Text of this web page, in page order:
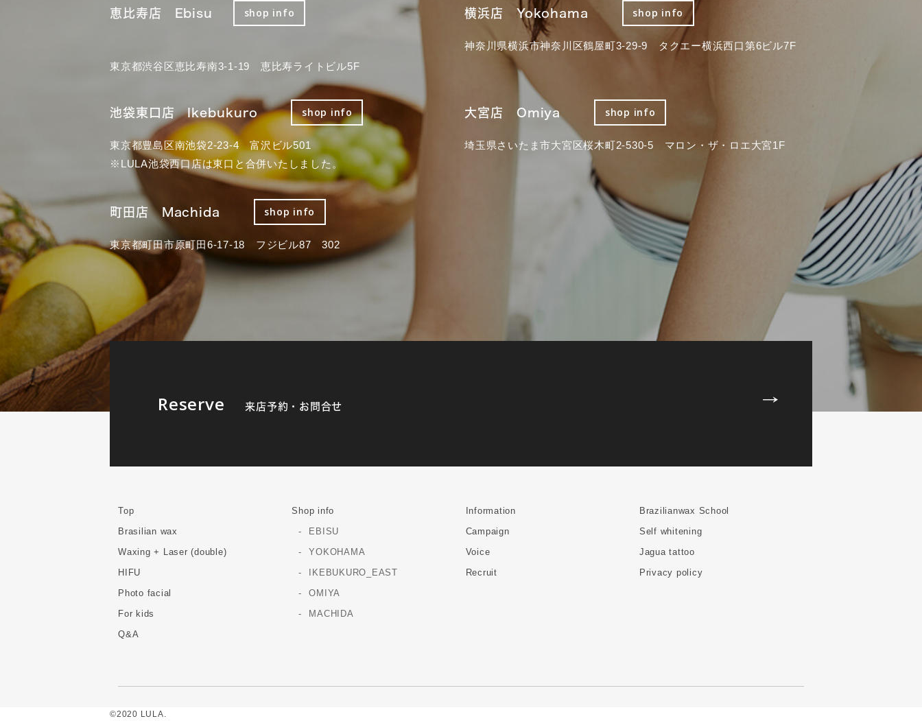
恵比寿店 Ebisu shop info
東京都渋谷区恵比寿南3-1-19 恵比寿ライトビル5F
横浜店 Yokohama shop info
神奈川県横浜市神奈川区鶴屋町3-29-9 タクエー横浜西口第6ビル7F
池袋東口店 Ikebukuro shop info
東京都豊島区南池袋2-23-4 富沢ビル501
※LULA池袋西口店は東口と合併いたしました。
大宮店 Omiya shop info
埼玉県さいたま市大宮区桜木町2-530-5 マロン・ザ・ロエ大宮1F
町田店 Machida shop info
東京都町田市原町田6-17-18 フジビル87 302
Reserve 来店予約・お問合せ
Top
Brasilian wax
Waxing + Laser (double)
HIFU
Photo facial
For kids
Q&A
Shop info
EBISU
YOKOHAMA
IKEBUKURO_EAST
OMIYA
MACHIDA
Information
Campaign
Voice
Recruit
Brazilianwax School
Self whitening
Jagua tattoo
Privacy policy
©2020 LULA.